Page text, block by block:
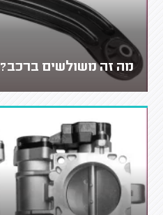
מה זה משולשים ברכב?